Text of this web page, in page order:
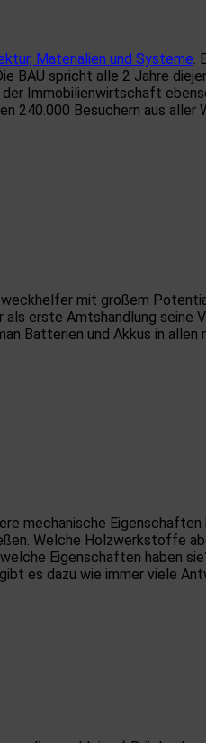
Materialien und Systeme
BAU spricht alle 2 Jahre
der Immobilienwirtschaft
240.000 Besuchern aus aller
mit großem
als erste Amtshandlung
Batterien und Akkus in allen
mechanische Eigenschaften
Welche Holzwerkstoffe
Eigenschaften haben
es dazu wie immer viele